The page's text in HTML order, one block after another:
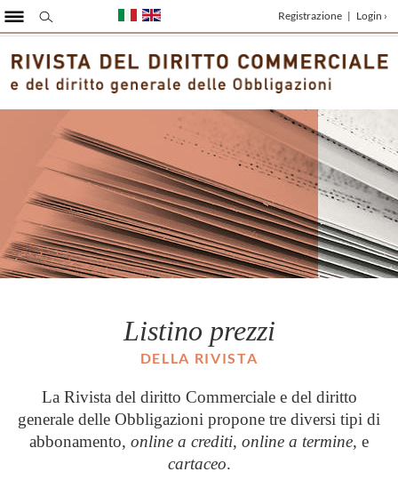
Listino prezzi
DELLA RIVISTA
La Rivista del diritto Commerciale e del diritto
generale delle Obbligazioni propone tre diversi tipi di
abbonamento, online a crediti, online a termine, e
cartaceo.
Registrazione | Login ›